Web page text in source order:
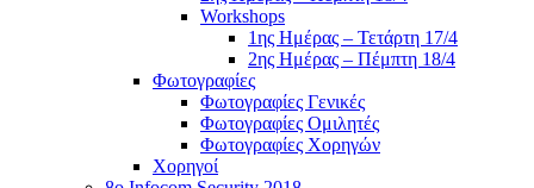
Workshops
1ης Ημέρας – Τετάρτη 17/4
2ης Ημέρας – Πέμπτη 18/4
Φωτογραφίες
Φωτογραφίες Γενικές
Φωτογραφίες Ομιλητές
Φωτογραφίες Χορηγών
Χορηγοί